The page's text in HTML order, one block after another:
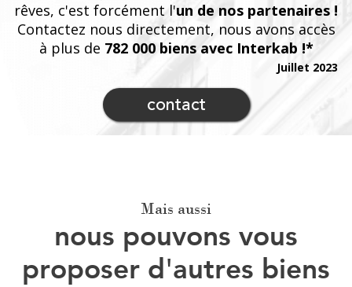
rêves, c'est forcément l'un de nos partenaires !
Contactez nous directement, nous avons accès
à plus de 782 000 biens avec Interkab !*
contact
Juillet 2023
Mais aussi
nous pouvons vous
proposer d'autres biens